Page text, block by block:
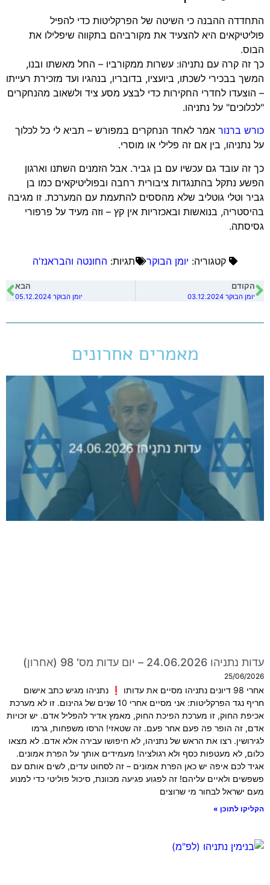
התחדדה ההבנה כי השיטה של הפרקליטות כדי להפיל
פוליטיקאים היא להצעיד את מקורביהם בתקווה שיפלילו את
הבוס.
כך זה קרה עם נתניהו: עשרות ממקורביו – החל מאשתו ובנו,
המשך בבכירי לשכתו, ביועציו, בדובריו, בנהגיו ועד מזכירת רעייתו
– הוצעדו לחדרי החקירות כדי לבצע מסע ציד ולשאוב מהנחקרים
"לכלוכים" על נתניהו.
כורש ברנור אמר לאחד הנחקרים במפורש – תביא לי כל לכלוך
על נתניהו, בין אם זה פלילי או מוסרי.
כך זה עובד גם עכשיו עם בן גביר. אבל הזמנים השתנו וארגון
הפשע נתקל בהתנגדות ציבורית רחבה ובפוליטיקאים כמו בן
גביר וטלי גוטליב שלא מהססים להתעמת עם המערכת. זו מגיבה
בהיסטריה, בנואשות ובאכזריות אין קץ – וזה מעיד על פרפורי
גסיסתה.
קטגוריה: יומן הבוקר תגיות: החונטה והבראנז'ה
הקודם
יומן הבוקר 03.12.2024
הבא
יומן הבוקר 05.12.2024
מאמרים אחרונים
עדות נתניהו 24.06.2026 – יום עדות מס' 98 (אחרון)
25/06/2026
אחרי 98 דיונים נתניהו מסיים את עדותו ❗ נתניהו מגיש כתב אישום
חריף נגד הפרקליטות: אני מסיים אחרי 10 שנים של גהינום. זו לא מערכת
אכיפת החוק, זו מערכת הפיכת החוק, מאמץ אדיר להפליל אדם. יש זכויות
אדם, זה הופר פה פעם אחר פעם. זה שטאזי! הרסו משפחות, גרמו
לגירושין. רצו את הראש של נתניהו, לא חיפושו עבירה אלא אדם. לא מצאו
כלום, לא מעטפות כסף ולא רגולציה! מעמידים אותך על הפרת אמונים.
אגיד לכם איפה יש כאן הפרת אמונים – זה לסחוט עדים, לשים אותם עם
פשפשים ולאיים עליהם! זה לפגוע פגיעה מכוונת, סיכול פוליטי כדי למנוע
מעם ישראל לבחור מי שרוצים
הקליקו לתוכן »